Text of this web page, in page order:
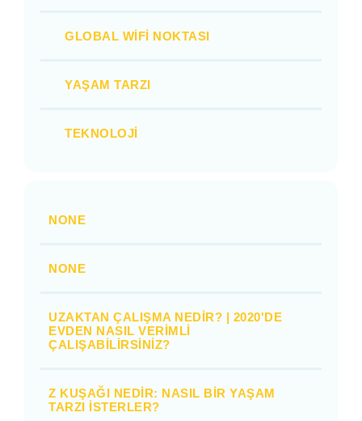
GLOBAL WIFI NOKTASI
YAŞAM TARZI
TEKNOLOJI
NONE
NONE
UZAKTAN ÇALIŞMA NEDIR? | 2020'DE
EVDEN NASIL VERIMLI
ÇALIŞABILIRSINIZ?
Z KUŞAĞI NEDIR: NASIL BIR YAŞAM
TARZI İSTERLER?